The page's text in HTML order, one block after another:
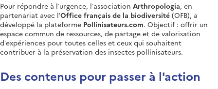
Pour répondre à l’urgence, l’association Arthropologia, en
partenariat avec l’Office français de la biodiversité (OFB), a
développé la plateforme Pollinisateurs.com. Objectif : offrir un
espace commun de ressources, de partage et de valorisation
d’expériences pour toutes celles et ceux qui souhaitent
contribuer à la préservation des insectes pollinisateurs.
Des contenus pour passer à l'action